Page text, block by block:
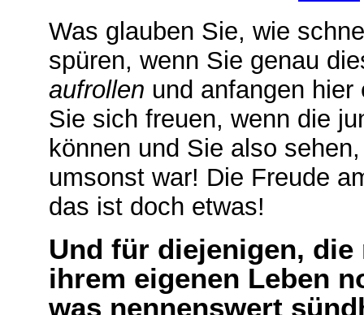
Was glauben Sie, wie
spüren, wenn Sie genau
aufrollen und anfangen
Sie sich freuen, wenn die
können und Sie also
umsonst war! Die Freude
das ist doch etwas!
Und für diejenigen,
ihrem eigenen Leben
was nennenswert